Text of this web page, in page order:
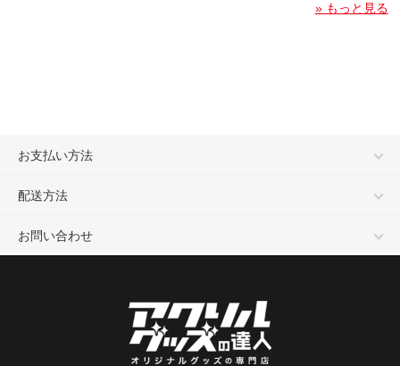
» もっと見る
お支払い方法
配送方法
お問い合わせ